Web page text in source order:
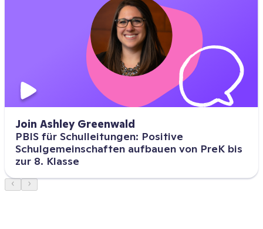
Join Ashley Greenwald
PBIS für Schulleitungen: Positive
Schulgemeinschaften aufbauen von PreK bis
zur 8. Klasse